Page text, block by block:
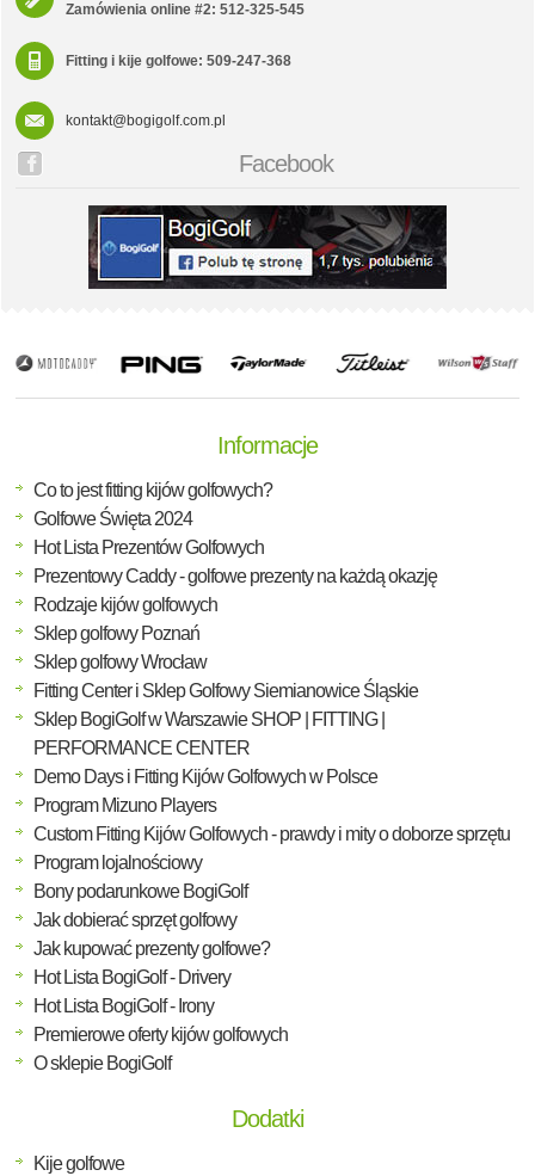
Zamówienia online #2: 512-325-545
Fitting i kije golfowe: 509-247-368
kontakt@bogigolf.com.pl
Facebook
Informacje
Co to jest fitting kijów golfowych?
Golfowe Święta 2024
Hot Lista Prezentów Golfowych
Prezentowy Caddy - golfowe prezenty na każdą okazję
Rodzaje kijów golfowych
Sklep golfowy Poznań
Sklep golfowy Wrocław
Fitting Center i Sklep Golfowy Siemianowice Śląskie
Sklep BogiGolf w Warszawie SHOP | FITTING |
PERFORMANCE CENTER
Demo Days i Fitting Kijów Golfowych w Polsce
Program Mizuno Players
Custom Fitting Kijów Golfowych - prawdy i mity o doborze sprzętu
Program lojalnościowy
Bony podarunkowe BogiGolf
Jak dobierać sprzęt golfowy
Jak kupować prezenty golfowe?
Hot Lista BogiGolf - Drivery
Hot Lista BogiGolf - Irony
Premierowe oferty kijów golfowych
O sklepie BogiGolf
Dodatki
Kije golfowe